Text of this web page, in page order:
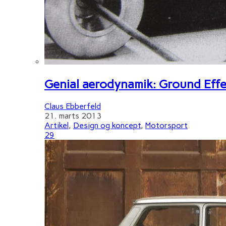
Genial aerodynamik: Ground
Claus Ebberfeld
21. marts 2013
Artikel, Design og koncept, Motorsport
29